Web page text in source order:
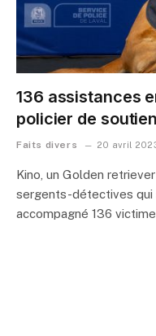
136 assistances
policier de
Faits divers 20 avril
Kino, un Golden
sergents-détectives qui
accompagné 136